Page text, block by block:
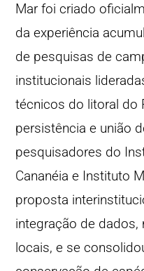
Mar foi criado
da experiência
de pesquisas de
institucionais
técnicos do litoral do
persistência e união
pesquisadores do
Cananéia e Instituto
proposta
integração de
locais, e se